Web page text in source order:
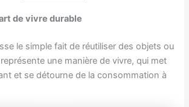
de vivre durable
le simple fait de réutiliser des objets ou
une manière de vivre, qui met
et se détourne de la consommation à